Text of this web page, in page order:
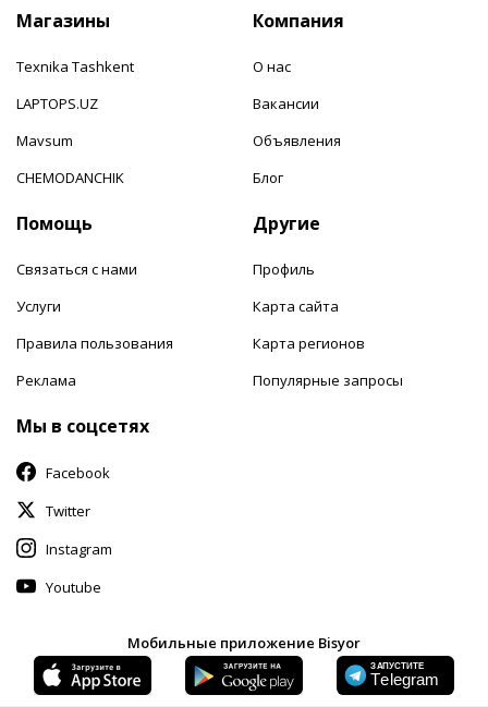
Магазины
Texnika Tashkent
LAPTOPS.UZ
Mavsum
CHEMODANCHIK
Компания
О нас
Вакансии
Объявления
Блог
Помощь
Связаться с нами
Услуги
Правила пользования
Реклама
Другие
Профиль
Карта сайта
Карта регионов
Популярные запросы
Мы в соцсетях
Facebook
Twitter
Instagram
Youtube
Мобильные приложение Bisyor